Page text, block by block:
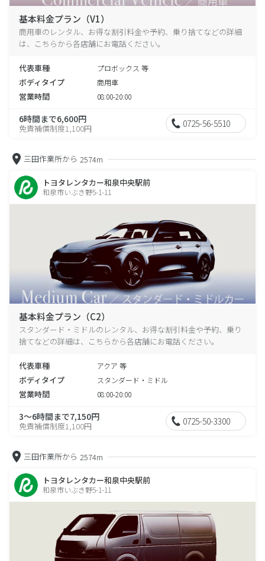
基本料金プラン（V1）
商用車のレンタル、お得な割引料金や予約、乗り捨てなどの詳細
は、こちらから各店舗にお電話ください。
代表車種 プロボックス 等
ボディタイプ 商用車
営業時間 08:00-20:00
6時間まで6,600円
免責補償制度1,100円 0725-56-5510
三田作業所から 2574m
トヨタレンタカー和泉中央駅前
和泉市いぶき野5-1-11
基本料金プラン（C2）
スタンダード・ミドルのレンタル、お得な割引料金や予約、乗り
捨てなどの詳細は、こちらから各店舗にお電話ください。
代表車種 アクア 等
ボディタイプ スタンダード・ミドル
営業時間 08:00-20:00
3～6時間まで7,150円
免責補償制度1,100円 0725-50-3300
三田作業所から 2574m
トヨタレンタカー和泉中央駅前
和泉市いぶき野5-1-11